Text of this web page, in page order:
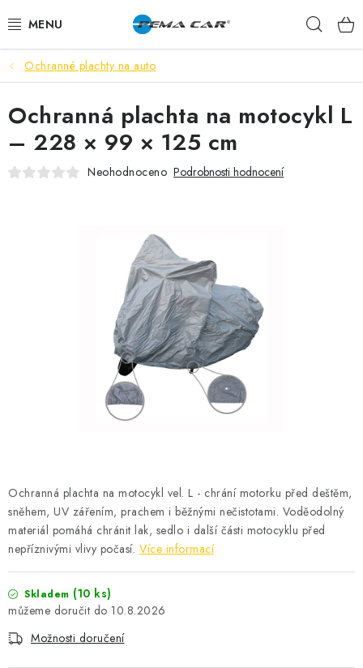
na
NOVINKY
DOPRODEJ
AUTODOPLŇKY
JÍDLO NA CESTU
O nás Doprava Značky Kontakty
Reklamace
Zásady zpracování osobních údajů
Ochranné plachty na auto
Ochranná plachta na motocykl vel. L - chrání motorku před deštěm,
sněhem, UV zářením, prachem i běžnými nečistotami. Voděodolný
materiál pomáhá chránit lak, sedlo i další části motocyklu před
nepříznivými vlivy počasí. Více informací
Skladem (10 ks)
10.8.2026
Možnosti doručení
Ochranná plachta na motocykl L
– 228 × 99 × 125 cm
Neohodnoceno Podrobnosti hodnocení